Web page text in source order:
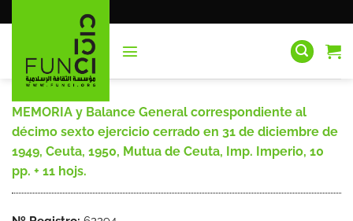
al
MEMORIA y Balance General correspondiente al
décimo sexto ejercicio cerrado en 31 de diciembre de
1949, Ceuta, 1950, Mutua de Ceuta, Imp. Imperio, 10
pp. + 11 hojs.